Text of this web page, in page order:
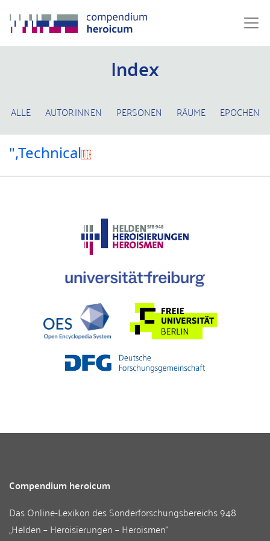
Index
ALLE AUTOR:INNEN PERSONEN RÄUME EPOCHEN
",Technical
Compendium heroicum
Das Online-Lexikon desSonderforschungsbereichs 948
„Helden – Heroisierungen – Heroismen“